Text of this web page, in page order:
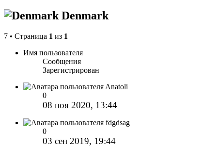
Denmark
7 • Страница 1 из 1
Имя пользователя
Сообщения
Зарегистрирован
Anatoli
0
08 ноя 2020, 13:44
fdgdsag
0
03 сен 2019, 19:44